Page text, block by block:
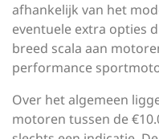
afhankelijk van het
eventuele extra opties
breed scala aan
performance
Over het algemeen
motoren tussen de